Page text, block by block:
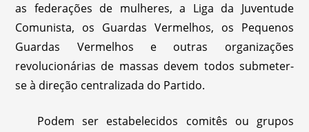
as federações de mulheres, a Liga da Juventude
Comunista, os Guardas Vermelhos, os Pequenos
Guardas Vermelhos e outras organizações
revolucionárias de massas devem todos submeter-
se à direção centralizada do Partido.
Podem ser estabelecidos comitês ou grupos